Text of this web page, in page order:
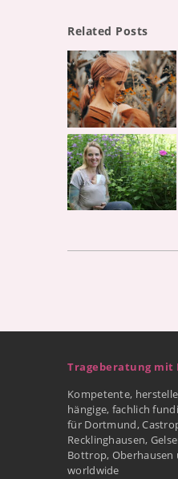
Related Posts
Trageberatung mit
Kompetente,
hängige, fachlich
für Dortmund,
Recklinghausen,
Bottrop, Oberhausen
worldwide